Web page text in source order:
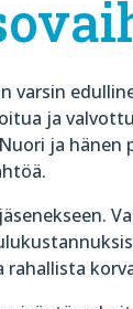
varsin
ja
ja hänen